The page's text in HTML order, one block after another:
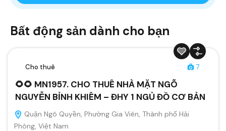
Bất động sản dành cho bạn
Cho thuê 7
🌻🌻 MN1957. CHO THUÊ NHÀ MẶT NGÕ
NGUYỄN BỈNH KHIÊM – ĐHY 1 NGỦ ĐỒ CƠ BẢN
Quận Ngô Quyền, Phường Gia Viên, Thành phố Hải
Phòng, Việt Nam